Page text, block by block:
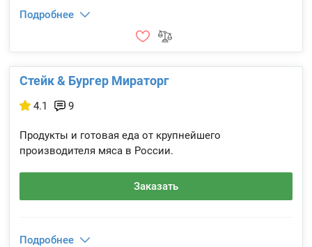
Подробнее
Стейк & Бургер Мираторг
4.1 9
Продукты и готовая еда от крупнейшего
производителя мяса в России.
Заказать
Подробнее